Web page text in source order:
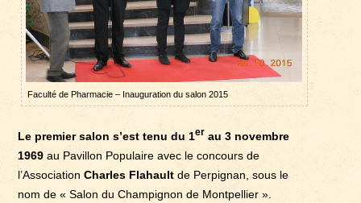
Faculté de Pharmacie – Inauguration du salon 2015
Le premier salon s’est tenu du 1erau 3 novembre
1969 au Pavillon Populaire avec le concours de
l’AssociationCharles Flahault de Perpignan, sous le
nom de « Salon du Champignon de Montpellier ».